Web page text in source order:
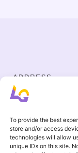
To provide the best
store and/or access
technologies will allow
unique IDs on this site.
ADDRESS
CONTACT